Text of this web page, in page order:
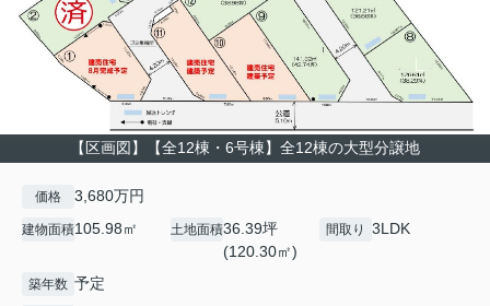
【区画図】【全12棟・6号棟】全12棟の大型分譲地
価格 3,680万円
建物面積105.98㎡ 土地面積36.39坪
(120.30㎡)
間取り 3LDK
築年数 予定